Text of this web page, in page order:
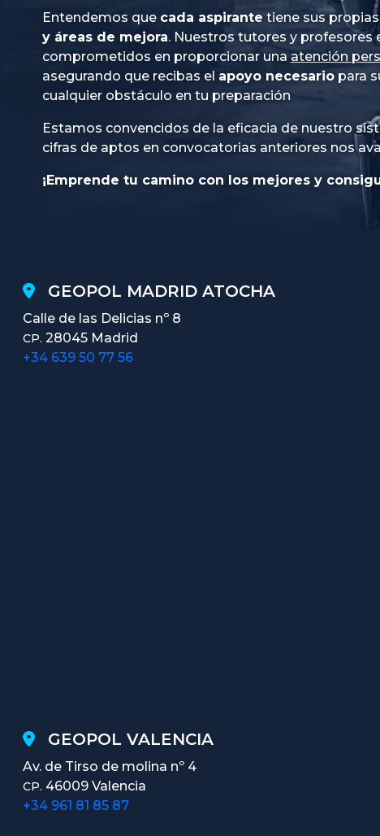
Entendemos que cada aspirante tiene sus propias
y áreas de mejora. Nuestros tutores y profesores
comprometidos en proporcionar una atención
asegurando que recibas el apoyo necesario para
cualquier obstáculo en tu preparación
Estamos convencidos de la eficacia de nuestro
cifras de aptos en convocatorias anteriores nos
¡Emprende tu camino con los mejores y
GEOPOL MADRID ATOCHA
Calle de las Delicias nº 8
CP. 28045 Madrid
+34 639 50 77 56
GEOPOL VALENCIA
Av. de Tirso de molina nº 4
CP. 46009 Valencia
+34 961 81 85 87